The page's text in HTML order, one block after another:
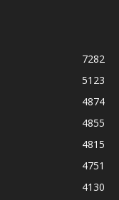
7282
5123
4874
4855
4815
4751
4130